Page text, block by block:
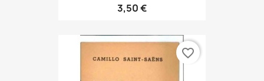
3,50 €
favorite_border